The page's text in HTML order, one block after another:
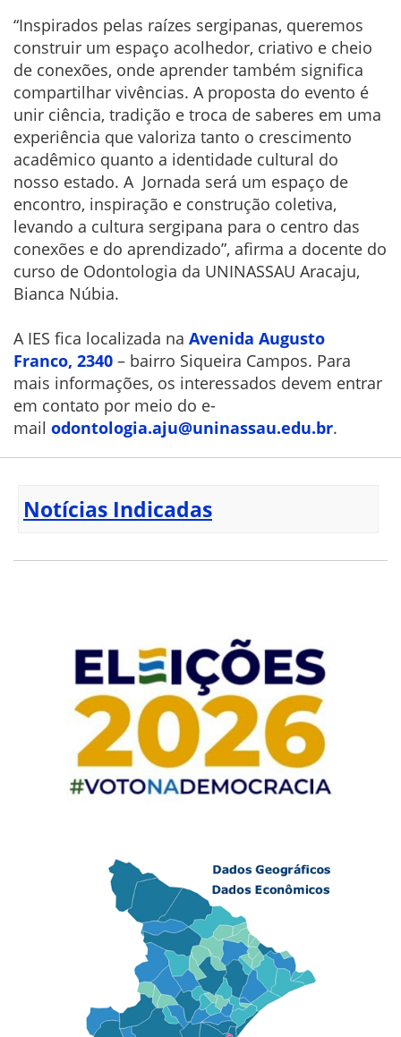
“Inspirados pelas raízes sergipanas, queremos
construir um espaço acolhedor, criativo e cheio
de conexões, onde aprender também significa
compartilhar vivências. A proposta do evento é
unir ciência, tradição e troca de saberes em uma
experiência que valoriza tanto o crescimento
acadêmico quanto a identidade cultural do
nosso estado. A Jornada será um espaço de
encontro, inspiração e construção coletiva,
levando a cultura sergipana para o centro das
conexões e do aprendizado”, afirma a docente do
curso de Odontologia da UNINASSAU Aracaju,
Bianca Núbia.
A IES fica localizada na Avenida Augusto
Franco, 2340 – bairro Siqueira Campos. Para
mais informações, os interessados devem entrar
em contato por meio do e-
mail odontologia.aju@uninassau.edu.br.
Notícias Indicadas